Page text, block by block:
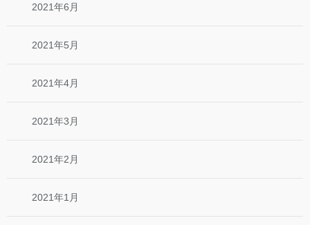
2021年6月
2021年5月
2021年4月
2021年3月
2021年2月
2021年1月